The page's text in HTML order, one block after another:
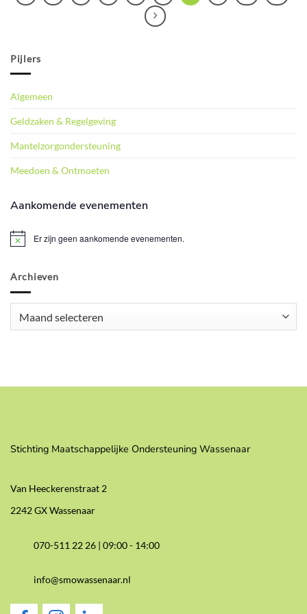
Pijlers
Algemeen
Geldzaken & Regelgeving
Mantelzorgondersteuning
Meedoen & Ontmoeten
Aankomende evenementen
BerichtEr zijn geen aankomende evenementen.
Archieven
Stichting Maatschappelijke Ondersteuning Wassenaar
Van Heeckerenstraat 2
2242 GX Wassenaar
070-511 22 26 |09:00 - 14:00
info@smowassenaar.nl